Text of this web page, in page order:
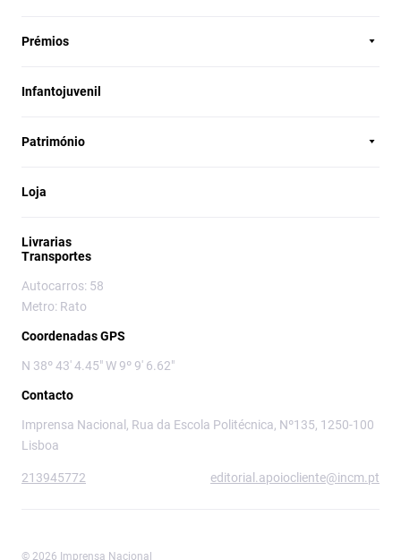
Prémios
Infantojuvenil
Património
Loja
Livrarias
Transportes
Autocarros: 58
Metro: Rato
Coordenadas GPS
N 38º 43' 4.45" W 9º 9' 6.62"
Contacto
Imprensa Nacional, Rua da Escola Politécnica, Nº135, 1250-100
Lisboa
213945772 editorial.apoiocliente@incm.pt
© 2026 Imprensa Nacional